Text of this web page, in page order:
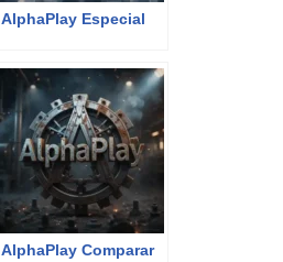
AlphaPlay Especial
AlphaPlay Comparar